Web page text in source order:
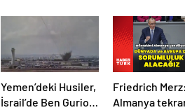
Yemen’deki Husiler,
İsrail’de Ben Gurion
Friedrich Merz:
Almanya